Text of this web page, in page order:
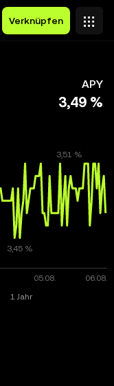
Verknüpfen
APY
3,49 %
1 Jahr